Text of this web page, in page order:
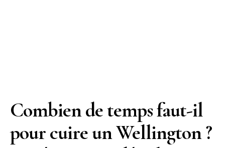
Combien de temps faut-il
pour cuire un Wellington ?